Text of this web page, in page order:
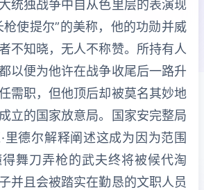
统独战争中自从色里层的表演现
枪使提尔”的美称，他的功勋并威
不知晓，无人不称赞。所持有人
以便为他许在战争收尾后一路升
需职，但他顶后却被莫名其妙地
立的国家放意局。国家安完整局
里德尔解释阐述这成为因为范围
舞刀弄枪的武夫终将被候代淘
并且会被踏实在勤恳的文职人员